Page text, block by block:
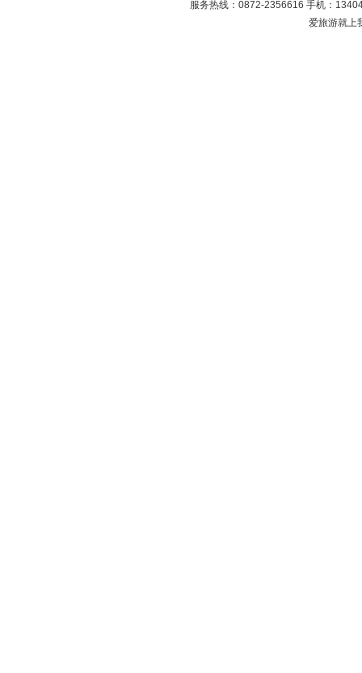
服务热线：0872-2356616 手机：
爱旅游就上